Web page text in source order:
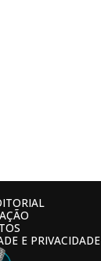
E PRIVACIDADE